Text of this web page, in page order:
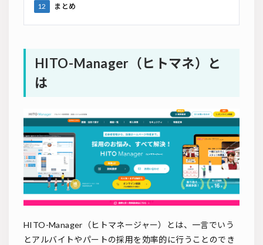
12 まとめ
HITO-Manager（ヒトマネ）と
は
HITO-Manager（ヒトマネージャー）とは、一言でいう
とアルバイトやパートの採用を効率的に行うことのでき